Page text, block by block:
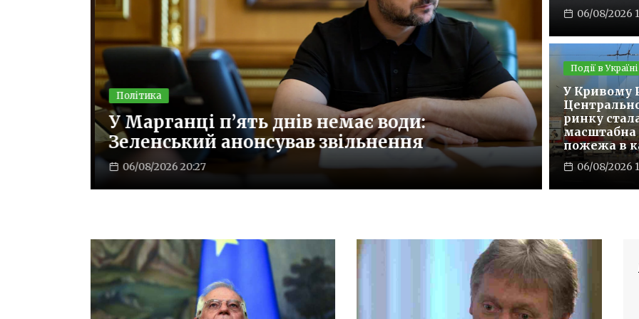
Політика
У Марганці п’ять днів немає води:
Зеленський анонсував звільнення
06/08/2026 20:27
Політика
але
06/08/2026
06/08/2026
Події в Україні
У Кривому
ринку
масштабна
пожежа в
06/08/2026